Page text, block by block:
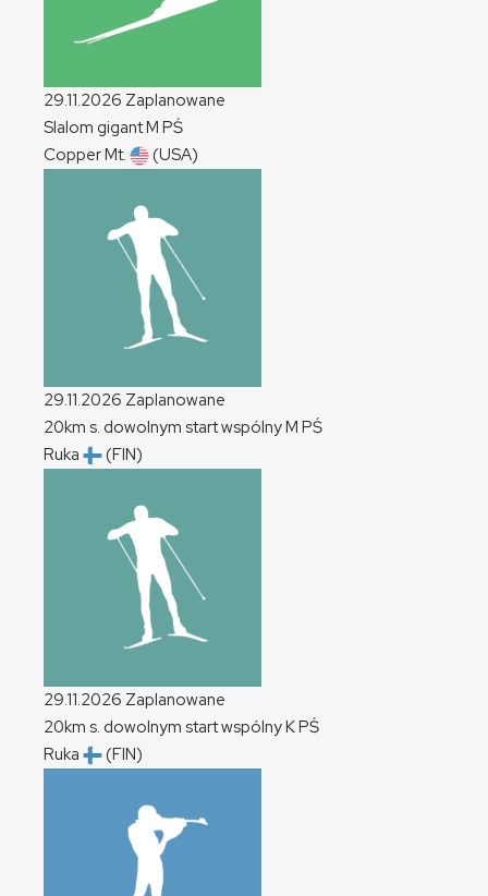
29.11.2026 Zaplanowane
Slalom gigantM PŚ
Copper Mt.
(USA)
29.11.2026 Zaplanowane
20km s. dowolnym start wspólnyM PŚ
Ruka
(FIN)
29.11.2026 Zaplanowane
20km s. dowolnym start wspólnyKPŚ
Ruka
(FIN)